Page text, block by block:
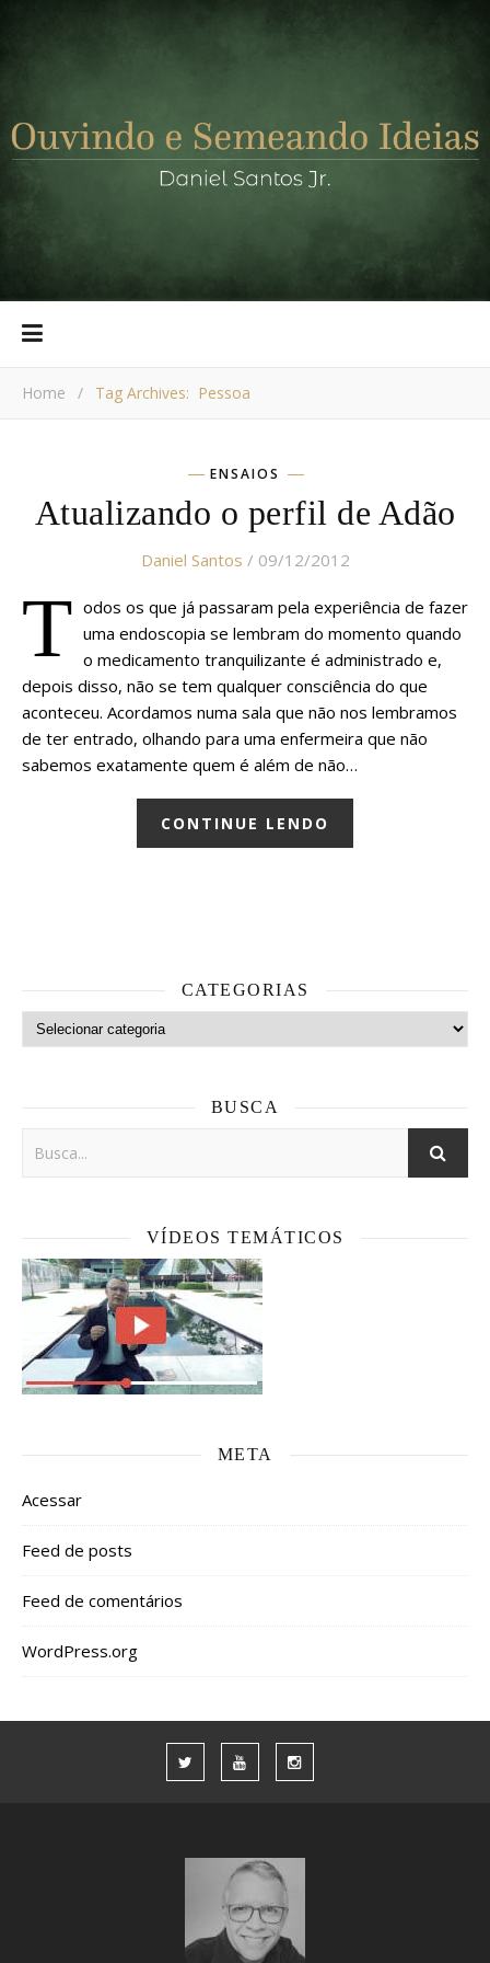
Home / Tag Archives: Pessoa
ENSAIOS
Atualizando o perfil de Adão
Daniel Santos / 09/12/2012
T odos os que já passaram pela experiência de fazer
uma endoscopia se lembram do momento quando
o medicamento tranquilizante é administrado e,
depois disso, não se tem qualquer consciência do que
aconteceu. Acordamos numa sala que não nos lembramos
de ter entrado, olhando para uma enfermeira que não
sabemos exatamente quem é além de não…
CONTINUE LENDO
CATEGORIAS
Categorias
BUSCA
VÍDEOS TEMÁTICOS
META
Acessar
Feed de posts
Feed de comentários
WordPress.org